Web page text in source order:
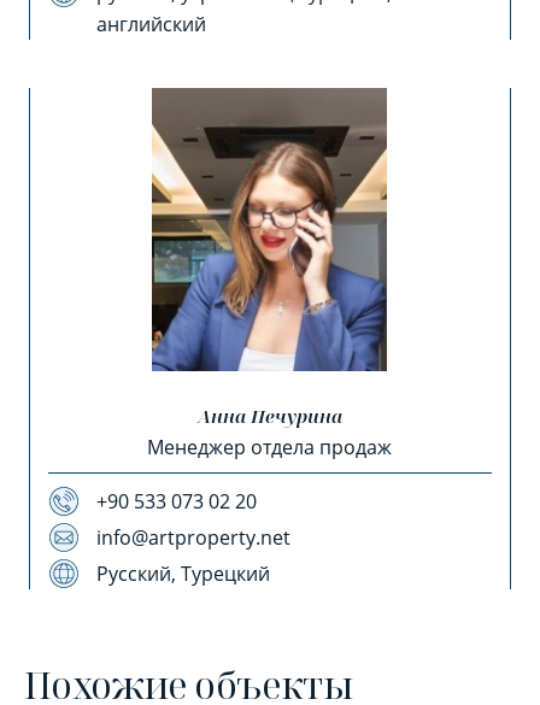
английский
Анна Печурина
Менеджер отдела продаж
+90 533 073 02 20
info@artproperty.net
Русский, Турецкий
Похожие объекты